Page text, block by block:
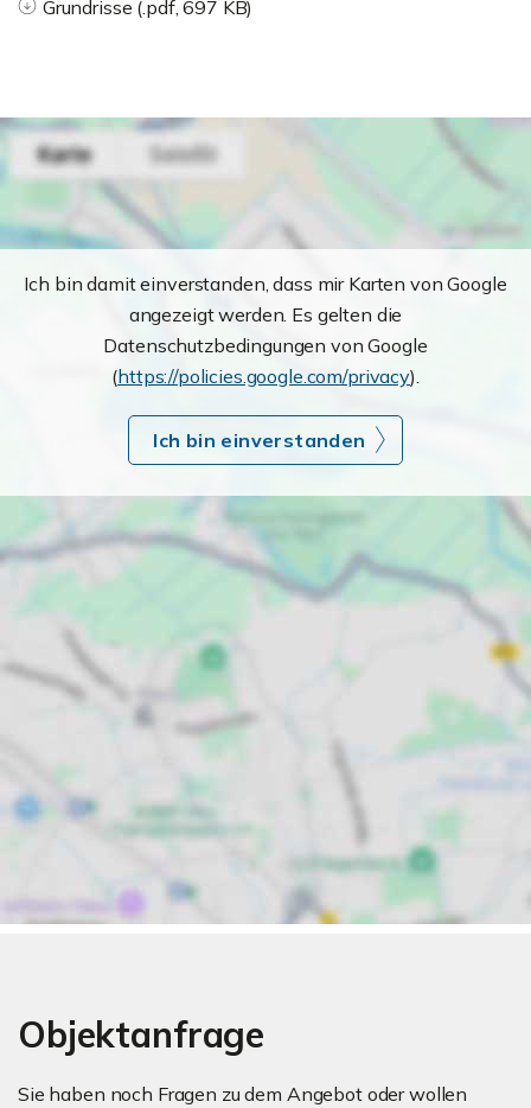
Grundrisse (.pdf, 697 KB)
Ich bin damit einverstanden, dass mir Karten von Google
angezeigt werden. Es gelten die
Datenschutzbedingungen von Google
(https://policies.google.com/privacy).
Ich bin einverstanden
Objektanfrage
Sie haben noch Fragen zu dem Angebot oder wollen